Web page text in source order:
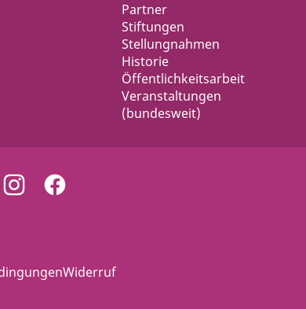
Partner
Stiftungen
Stellungnahmen
Historie
Öffentlichkeitsarbeit
Veranstaltungen
(bundesweit)
Widerruf